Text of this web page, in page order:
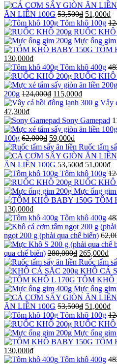
ĂN LIỀN 100G 53,500₫ 51,000₫
Tôm khô 100g
RUỐC KHÔ
Mực ống
TÔM
130,000₫
Tôm khô 400g
RUỐC KHÔ
200g 124,000₫ 115,000₫
Vây
47,300₫
Sony Gamepad
100g 62,000₫ 59,000₫
Ruốc tẩm
ĂN LIỀN 100G 53,500₫ 51,000₫
Tôm khô 100g
RUỐC KHÔ
Mực ống
TÔM
130,000₫
Tôm khô 400g
ngọt 200 g (phải qua chế biến)
qua chế biến) 280,000₫ 265,000₫
Ruốc tẩm
KHÔ CÁ
TÔM KHÔ
Mực ống
ĂN LIỀN 100G 53,500₫ 51,000₫
Tôm khô 100g
RUỐC KHÔ
Mực ống
TÔM
130,000₫
Tôm khô 400g